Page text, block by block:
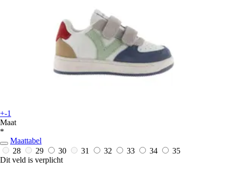
+-1
Maat
*
Maattabel
28
29 30 31 32 33 34
35
Dit veld is verplicht